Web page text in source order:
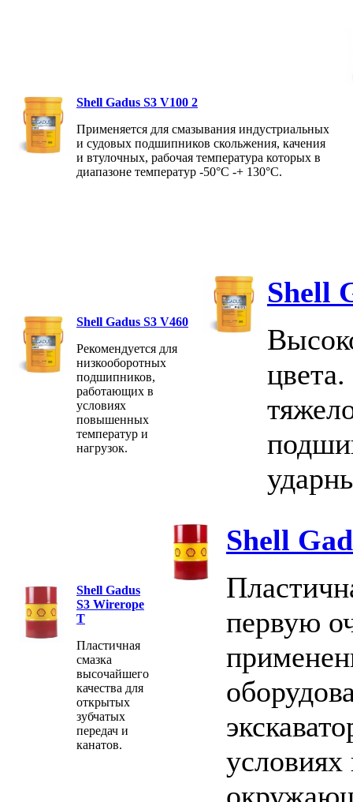
Shell Gadus S3 V100 2
Применяется для смазывания индустриальных
и судовых подшипников скольжения, качения
и втулочных, рабочая температура которых в
диапазоне температур -50°C -+ 130°C.
Shell Gadus S3 V460
Рекомендуется для
низкооборотных
подшипников,
работающих в
условиях
повышенных
температур и
нагрузок.
Shell
Shell Gadus
S3 Wirerope
T
Пластичная
смазка
высочайшего
качества для
открытых
зубчатых
передач и
канатов.
Shell
первую
условиях